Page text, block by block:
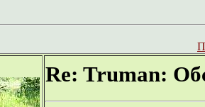
Re: Truman: